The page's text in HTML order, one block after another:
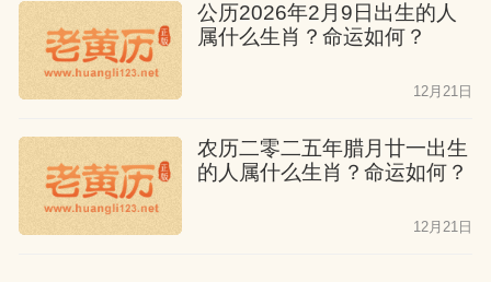
公历2026年2月9日出生的人
属什么生肖？命运如何？
12月21日
农历二零二五年腊月廿一出生
的人属什么生肖？命运如何？
12月21日